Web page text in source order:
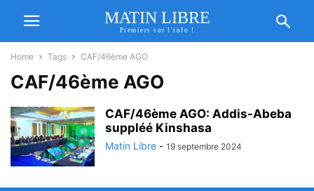
MATIN LIBRE
Premiers sur l'info !
Home Tags CAF/46ème AGO
CAF/46ème AGO
CAF/46ème AGO: Addis-Abeba
suppléé Kinshasa
Matin Libre - 19 septembre 2024